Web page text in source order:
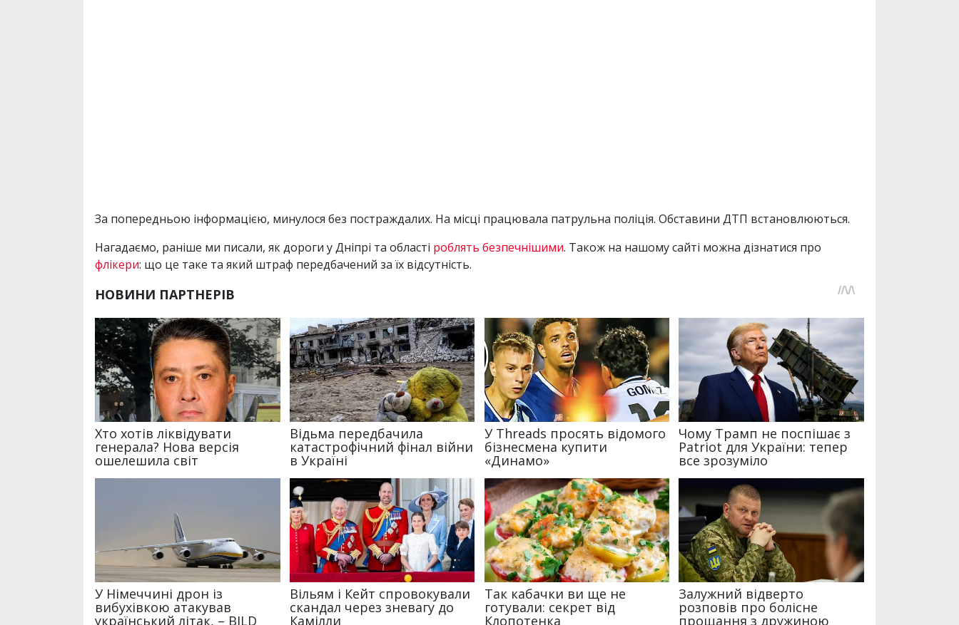
За попередньою інформацією, минулося без постраждалих. На місці працювала патрульна поліція. Обставини ДТП встановлюються.
Нагадаємо, раніше ми писали, як дороги у Дніпрі та області роблять безпечнішими. Також на нашому сайті можна дізнатися про
флікери: що це таке та який штраф передбачений за їх відсутність.